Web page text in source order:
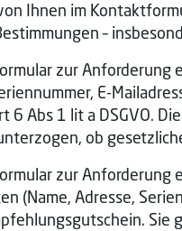
Ihnen im
–
zur
E-
6 Abs 1 lit a DSGVO.
ob
zur
(Name, Adresse,